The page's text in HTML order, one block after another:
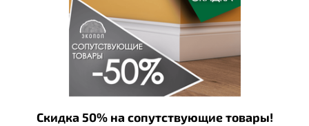
Скидка 50% на сопутствующие товары!